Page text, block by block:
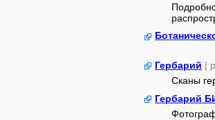
Гербарий |
Сканы
Гербарий